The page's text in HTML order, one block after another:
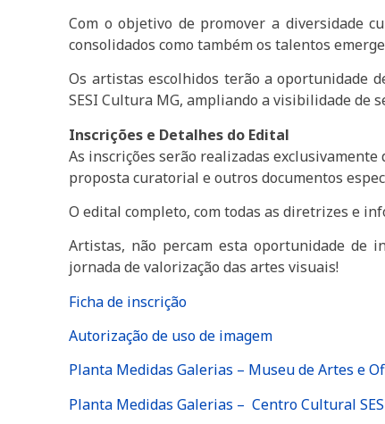
Com o objetivo de promover a diversidade
consolidados como também os talentos
Os artistas escolhidos terão a oportunidade
SESI Cultura MG, ampliando a visibilidade de
Inscrições e Detalhes do Edital
As inscrições serão realizadas
proposta curatorial e outros documentos
O edital completo, com todas as diretrizes e
Artistas, não percam esta oportunidade de
jornada de valorização das artes visuais!
Ficha de inscrição
Autorização de uso de imagem
Planta Medidas Galerias – Museu de Artes e
Planta Medidas Galerias – Centro Cultural